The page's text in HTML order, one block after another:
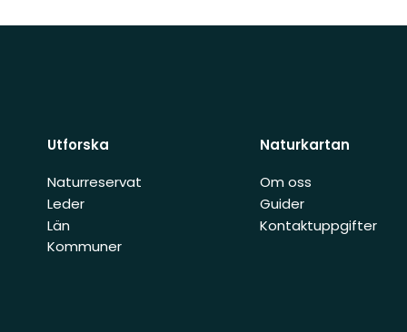
Utforska
Naturreservat
Leder
Län
Kommuner
Naturkartan
Om oss
Guider
Kontaktuppgifter